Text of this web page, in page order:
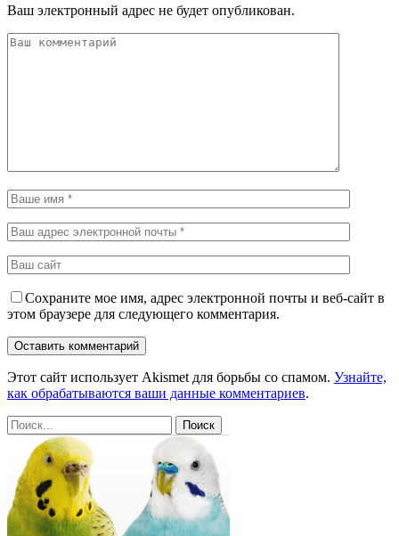
Ваш электронный адрес не будет опубликован.
Сохраните мое имя, адрес электронной почты и веб-сайт в
этом браузере для следующего комментария.
Этот сайт использует Akismet для борьбы со спамом. Узнайте,
как обрабатываются ваши данные комментариев.